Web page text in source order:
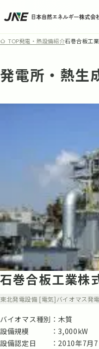
TOP発電・熱設備紹介石巻合板工
発電所・熱生
石巻合板工業株
東北発電設備 [電気]バイオマス発電
バイオマス種別
木質
設備規模
3,000kW
設備認定日
2010年7月7